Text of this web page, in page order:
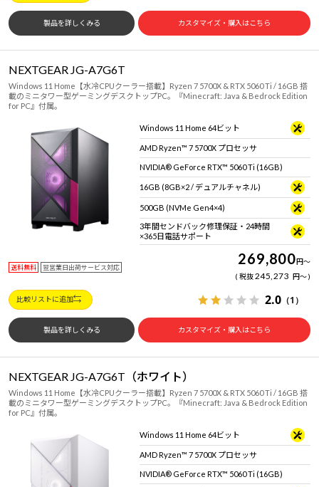
製品を詳しくみる カスタマイズ・購入はこちら
NEXTGEAR JG-A7G6T
Windows 11 Home【水冷CPUクーラー搭載】Ryzen 7 5700X & RTX 5060 Ti / 16GB 搭
載のミニタワー型ゲーミングデスクトップPC。『Minecraft: Java & Bedrock Edition
for PC』付属。
Windows 11 Home 64ビット
AMD Ryzen™ 7 5700X プロセッサ
NVIDIA® GeForce RTX™ 5060 Ti (16GB)
16GB (8GB×2 / デュアルチャネル)
500GB (NVMe Gen4×4)
3年間センドバック修理保証・24時間
×365日電話サポート
送料無料 翌営業日出荷サービス対応 269,800円～
税抜245,273 円～
比較リストに追加 2.0 （1）
製品を詳しくみる カスタマイズ・購入はこちら
NEXTGEAR JG-A7G6T（ホワイト）
Windows 11 Home【水冷CPUクーラー搭載】Ryzen 7 5700X & RTX 5060 Ti / 16GB 搭
載のミニタワー型ゲーミングデスクトップPC。『Minecraft: Java & Bedrock Edition
for PC』付属。
Windows 11 Home 64ビット
AMD Ryzen™ 7 5700X プロセッサ
NVIDIA® GeForce RTX™ 5060 Ti (16GB)